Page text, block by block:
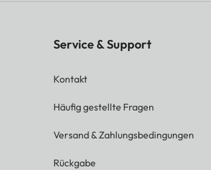
Service & Support
Kontakt
Häufig gestellte Fragen
Versand & Zahlungsbedingungen
Rückgabe